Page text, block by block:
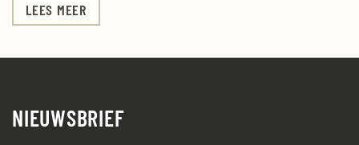
LEES MEER
NIEUWSBRIEF